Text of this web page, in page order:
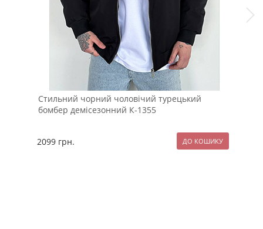
Стильний чорний чоловічий турецький
бомбер демісезонний К-1355
2099 грн.